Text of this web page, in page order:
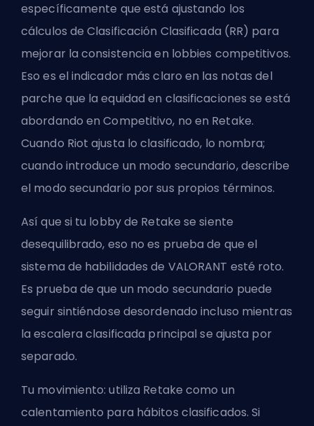
específicamente que está ajustando los
cálculos de Clasificación Clasificada (RR) para
mejorar la consistencia en lobbies competitivos.
Eso es el indicador más claro en las notas del
parche que la equidad en clasificaciones se está
abordando en Competitivo, no en Retake.
Cuando Riot ajusta lo clasificado, lo nombra;
cuando introduce un modo secundario, describe
el modo secundario por sus propios términos.
Así que si tu lobby de Retake se siente
desequilibrado, eso no es prueba de que el
sistema de habilidades de VALORANT esté roto.
Es prueba de que un modo secundario puede
seguir sintiéndose desordenado incluso mientras
la escalera clasificada principal se ajusta por
separado.
Tu movimiento: utiliza Retake como un
calentamiento para hábitos clasificados. Si